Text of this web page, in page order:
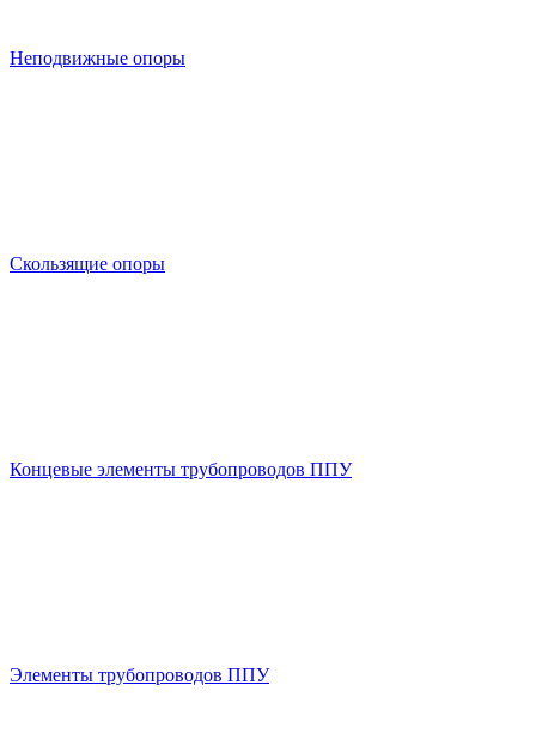
Неподвижные опоры
Скользящие опоры
Концевые элементы трубопроводов ППУ
Элементы трубопроводов ППУ